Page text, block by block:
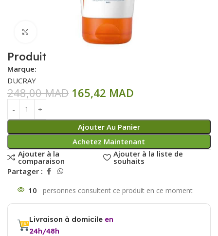
Click to enlarge
Produit
Marque:
DUCRAY
248,00MAD 165,42 MAD
Ajouter Au Panier
Achetez Maintenant
Ajouter à la
comparaison
Ajouter à la liste de
souhaits
Partager :
10
Livraison à domicile en
24h/48h